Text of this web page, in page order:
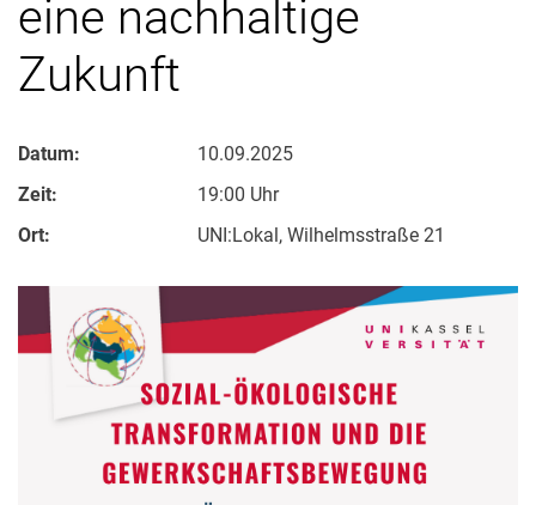
eine nachhaltige
Zukunft
Datum:
10.09.2025
Zeit:
19:00 Uhr
Ort:
UNI:Lokal, Wilhelmsstraße 21